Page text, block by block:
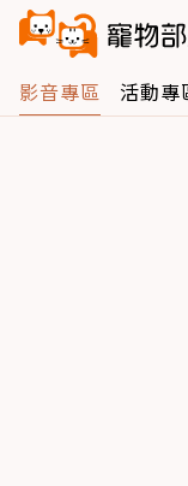
影音專區 活動專